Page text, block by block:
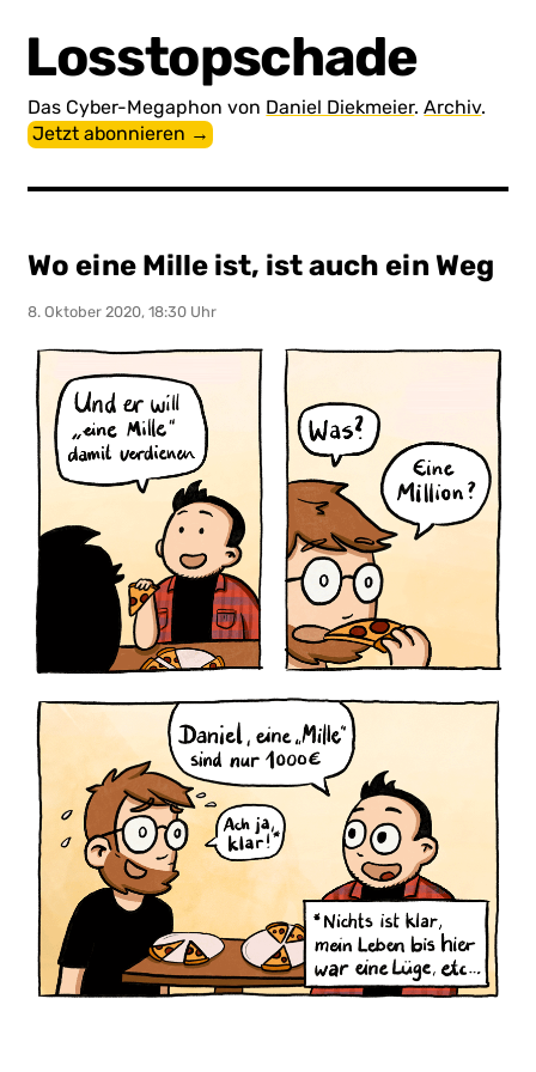
Losstopschade
Das Cyber-Megaphon von Daniel Diekmeier.Archiv.
Jetzt abonnieren →
Wo eine Mille ist, ist auch ein Weg
8. Oktober 2020, 18:30 Uhr